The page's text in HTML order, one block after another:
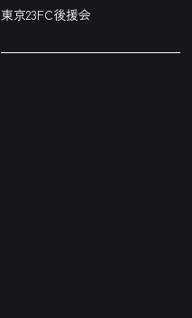
東京23FC後援会